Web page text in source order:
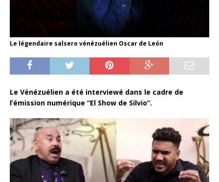
Le légendaire salsero vénézuélien Oscar de León
Le Vénézuélien a été interviewé dans le cadre de
l’émission numérique “El Show de Silvio”.